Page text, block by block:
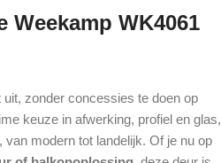
Weekamp WK4061
zonder concessies te doen op
keuze in afwerking, profiel en glas,
van modern tot landelijk. Of je nu op